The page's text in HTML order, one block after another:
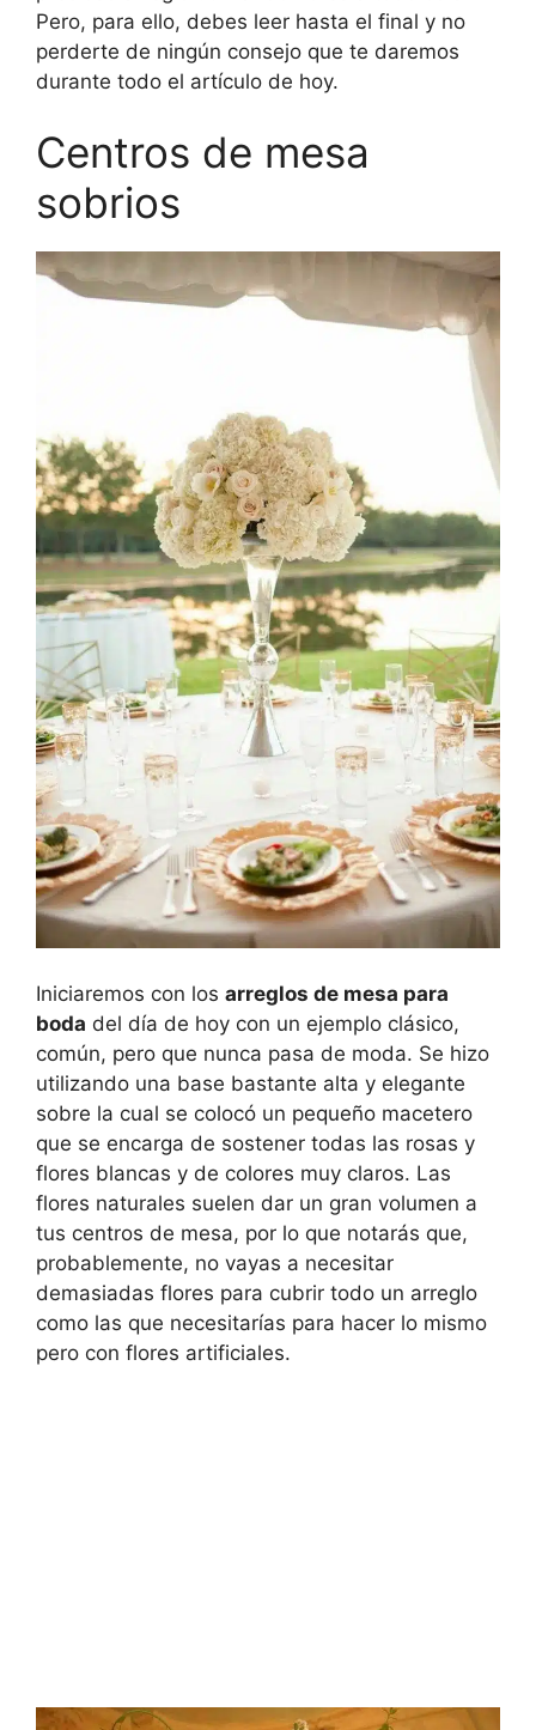
Pero, para ello, debes leer hasta el final y no
perderte de ningún consejo que te daremos
durante todo el artículo de hoy.
Centros de mesa
sobrios
Iniciaremos con los arreglos de mesa para
boda del día de hoy con un ejemplo clásico,
común, pero que nunca pasa de moda. Se hizo
utilizando una base bastante alta y elegante
sobre la cual se colocó un pequeño macetero
que se encarga de sostener todas las rosas y
flores blancas y de colores muy claros. Las
flores naturales suelen dar un gran volumen a
tus centros de mesa, por lo que notarás que,
probablemente, no vayas a necesitar
demasiadas flores para cubrir todo un arreglo
como las que necesitarías para hacer lo mismo
pero con flores artificiales.